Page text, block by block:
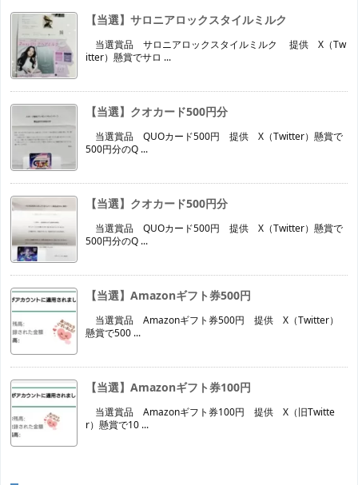
【当選】サロニアロックスタイルミルク
当選賞品 サロニアロックスタイルミルク 提供 X（Tw
itter）懸賞でサロ ...
【当選】クオカード500円分
当選賞品 QUOカード500円 提供 X（Twitter）懸賞で
500円分のQ ...
【当選】クオカード500円分
当選賞品 QUOカード500円 提供 X（Twitter）懸賞で
500円分のQ ...
【当選】Amazonギフト券500円
当選賞品 Amazonギフト券500円 提供 X（Twitter）
懸賞で500 ...
【当選】Amazonギフト券100円
当選賞品 Amazonギフト券100円 提供 X（旧Twitte
r）懸賞で10 ...